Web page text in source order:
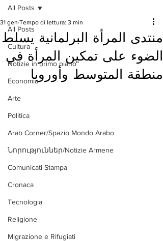
All Posts
Cultura
Notizie in primo piano
Economia
Arte
Politica
Arab Corner/Spazio Mondo Arabo
Նորություններ/Notizie Armene
Comunicati Stampa
Cronaca
Tecnologia
Religione
Migrazione e Rifugiati
All Posts
منتدى المرأة البرلمانية يسلط
الضوء على تمكين المرأة في
منطقة المتوسط وأوروبا
31 gen Tempo di lettura: 3 min